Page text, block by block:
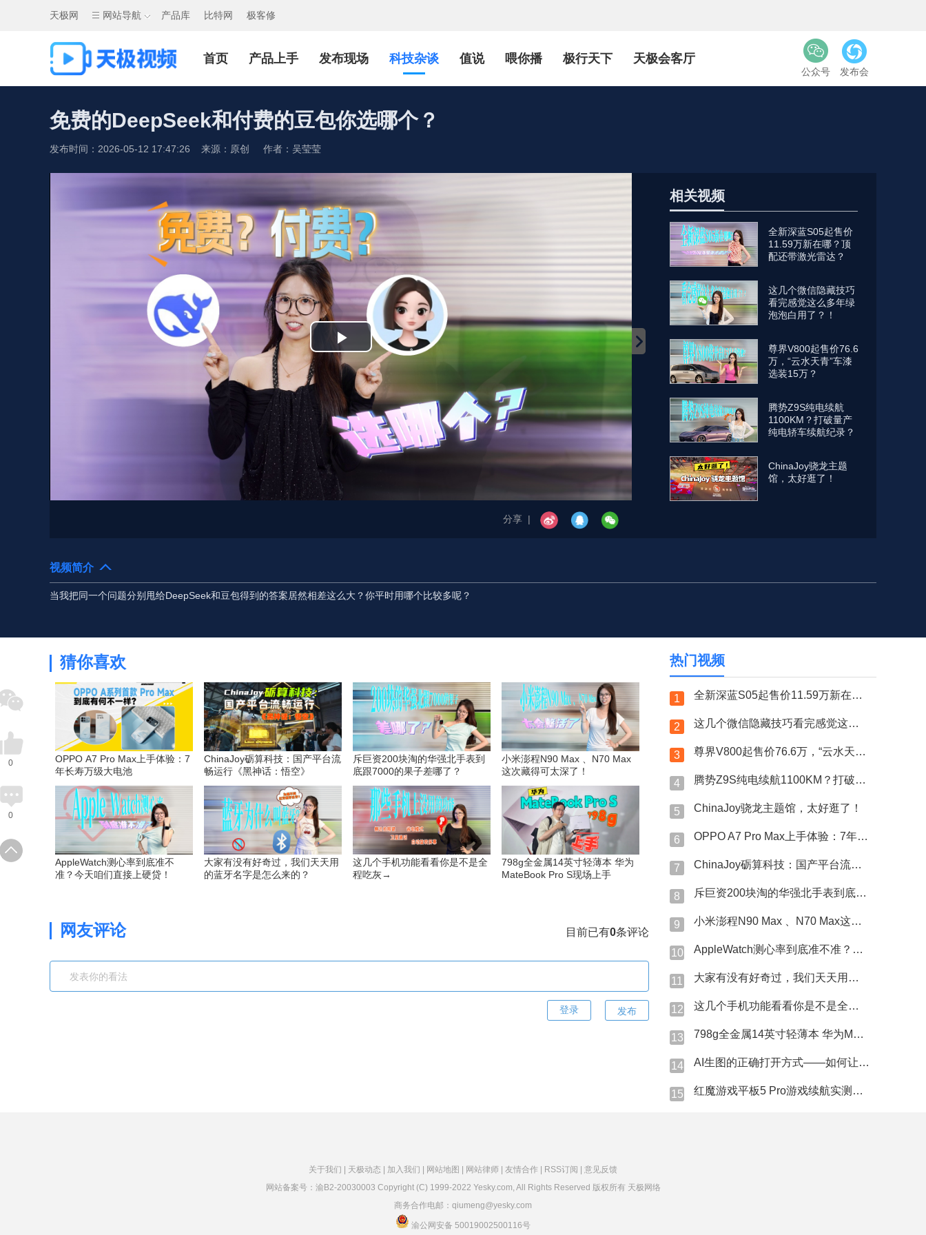
天极网 网站导航 产品库 比特网 极客修
首页 产品上手 发布现场 科技杂谈 值说 喂你播 极行天下 天极会客厅
公众号 发布会
免费的DeepSeek和付费的豆包你选哪个？
发布时间：2026-05-12 17:47:26 来源：原创 作者：吴莹莹
Play
Video
分享 |
相关视频
全新深蓝S05起售价
11.59万新在哪？顶
配还带激光雷达？
这几个微信隐藏技巧
看完感觉这么多年绿
泡泡白用了？！
尊界V800起售价76.6
万，“云水天青”车漆
选装15万？
腾势Z9S纯电续航
1100KM？打破量产
纯电轿车续航纪录？
ChinaJoy骁龙主题
馆，太好逛了！
视频简介
当我把同一个问题分别甩给DeepSeek和豆包得到的答案居然相差这么大？你平时用哪个比较多呢？
0
0
猜你喜欢
OPPO A7 Pro Max上手体验：7
年长寿万级大电池
ChinaJoy砺算科技：国产平台流
畅运行《黑神话：悟空》
斥巨资200块淘的华强北手表到
底跟7000的果子差哪了？
小米澎程N90 Max 、N70 Max
这次藏得可太深了！
AppleWatch测心率到底准不
准？今天咱们直接上硬贷！
大家有没有好奇过，我们天天用
的蓝牙名字是怎么来的？
这几个手机功能看看你是不是全
程吃灰→
798g全金属14英寸轻薄本 华为
MateBook Pro S现场上手
网友评论 目前已有0条评论
发布
热门视频
1 全新深蓝S05起售价11.59万新在哪？顶配还带激光雷达？
2 这几个微信隐藏技巧看完感觉这么多年绿泡泡白用了？！
3 尊界V800起售价76.6万，“云水天青”车漆选装15万？
4 腾势Z9S纯电续航1100KM？打破量产纯电轿车续航纪录？
5 ChinaJoy骁龙主题馆，太好逛了！
6 OPPO A7 Pro Max上手体验：7年长寿万级大电池
7 ChinaJoy砺算科技：国产平台流畅运行《黑神话：悟空》
8 斥巨资200块淘的华强北手表到底跟7000的果子差哪了？
9 小米澎程N90 Max 、N70 Max这次藏得可太深了！
10 AppleWatch测心率到底准不准？今天咱们直接上硬贷！
11 大家有没有好奇过，我们天天用的蓝牙名字是怎么来的？
12 这几个手机功能看看你是不是全程吃灰→
13 798g全金属14英寸轻薄本 华为MateBook Pro S现场上手
14 AI生图的正确打开方式——如何让AI精准猜中我的心思？
15 红魔游戏平板5 Pro游戏续航实测表现究竟如何？
关于我们 | 天极动态 | 加入我们 | 网站地图 | 网站律师 | 友情合作 | RSS订阅 | 意见反馈
网站备案号： 渝B2-20030003 Copyright (C) 1999-2022 Yesky.com, All Rights Reserved 版权所有 天极网络
商务合作电邮：qiumeng@yesky.com
渝公网安备 50019002500116号